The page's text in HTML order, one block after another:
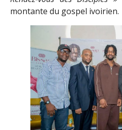
montante du gospel ivoirien.